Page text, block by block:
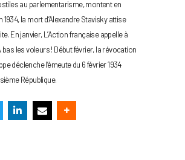
au parlementarisme, montent en
1934, la mort d’Alexandre Stavisky attise
En janvier, L’Action française appelle à
bas les voleurs ! Début février, la révocation
déclenche l’émeute du 6 février 1934
République.